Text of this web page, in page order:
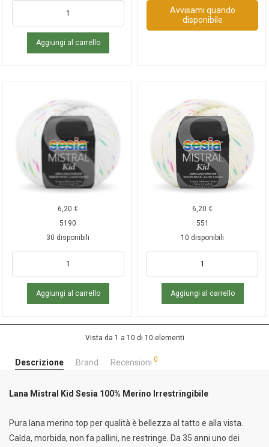
Aggiungi al carrello
Avvisami quando
disponibile
6,20€
5190
30 disponibili
Aggiungi al carrello
6,20€
551
10 disponibili
Aggiungi al carrello
Vista da 1 a 10 di 10 elementi
Descrizione Brand Recensioni 0
Lana Mistral Kid Sesia 100% Merino Irrestringibile
Pura lana merino top per qualità è bellezza al tatto e alla vista.
Calda, morbida, non fa pallini, ne restringe. Da 35 anni uno dei